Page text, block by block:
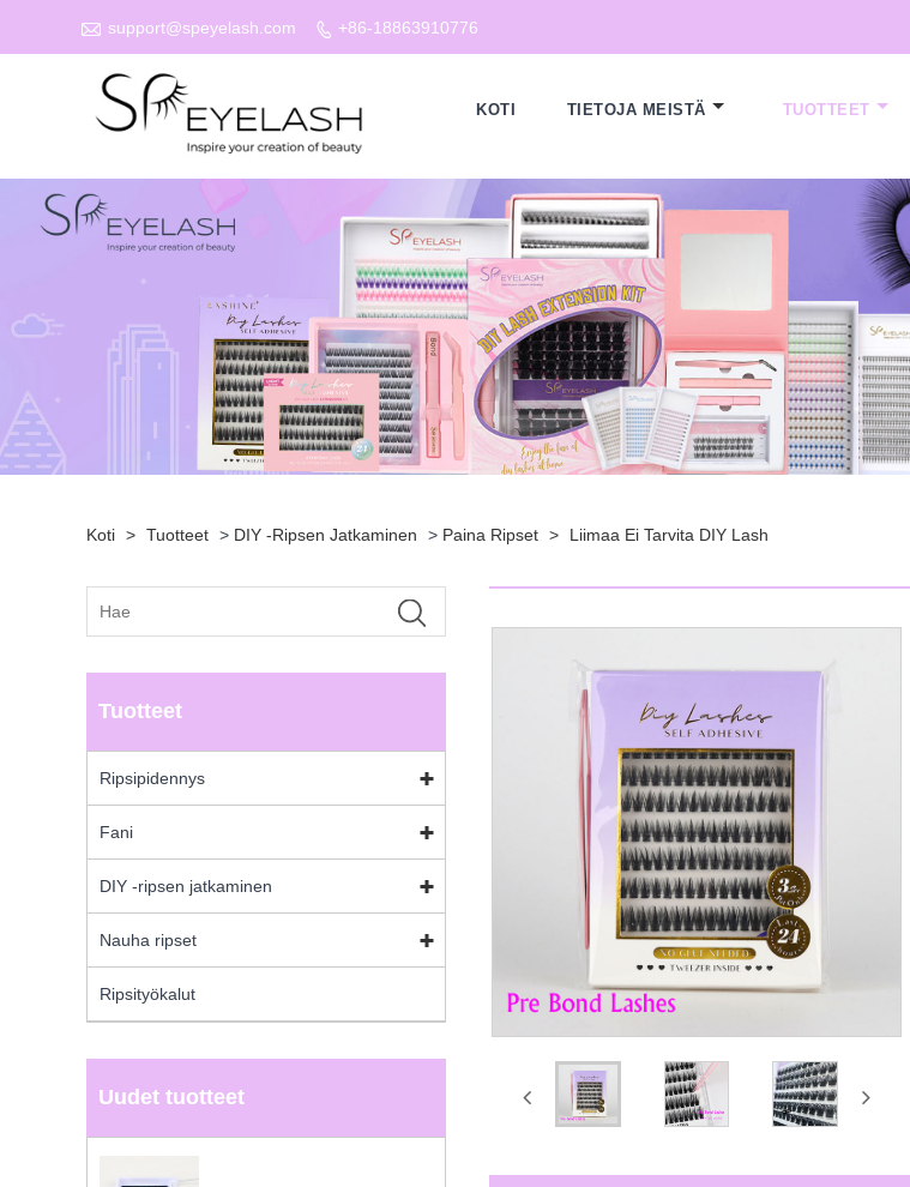
 support@speyelash.com  +86-18863910776
KOTI TIETOJA MEISTÄ TUOTTEET
Koti > Tuotteet > DIY -ripsen Jatkaminen > Paina Ripset > Liimaa Ei Tarvita DIY Lash
Tuotteet
Ripsipidennys
Fani
DIY -ripsen jatkaminen
Nauha ripset
Ripsityökalut
Uudet tuotteet